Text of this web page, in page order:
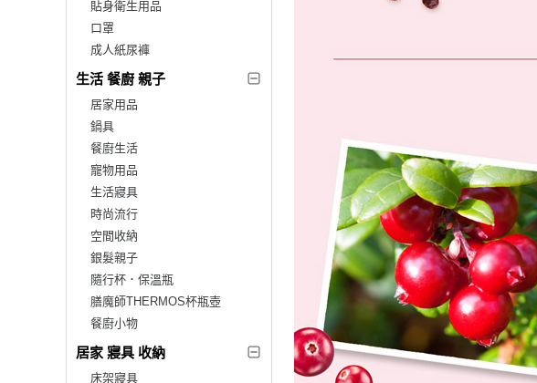
貼身衛生用品
口罩
成人紙尿褲
生活 餐廚 親子
居家用品
鍋具
餐廚生活
寵物用品
生活寢具
時尚流行
空間收納
銀髮親子
隨行杯．保溫瓶
膳魔師THERMOS杯瓶壺
餐廚小物
居家 寢具 收納
床架寢具